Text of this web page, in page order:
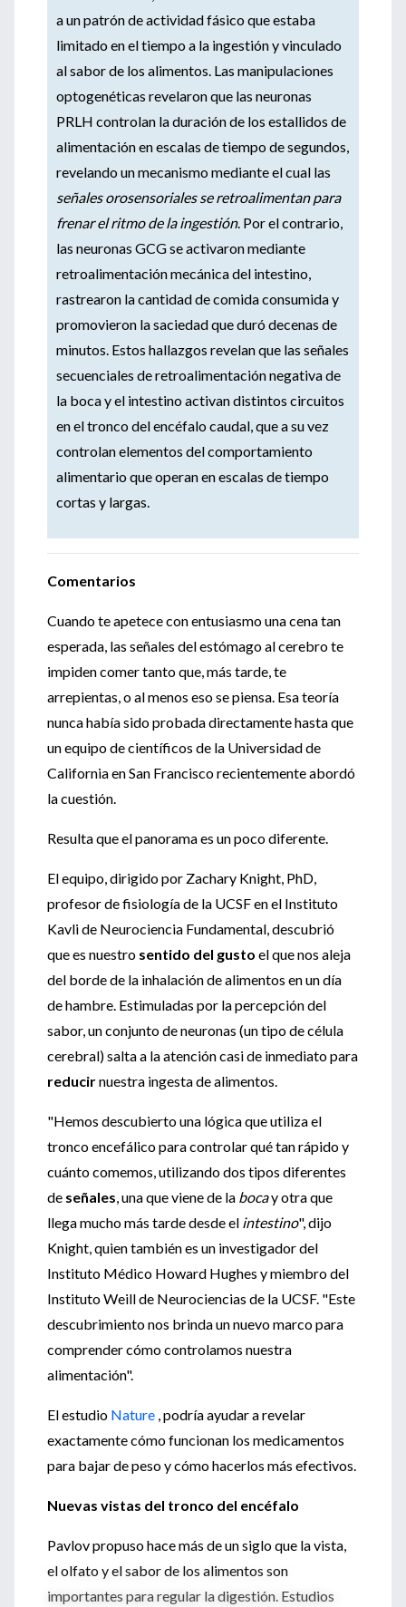
a un patrón de actividad fásico que estaba
limitado en el tiempo a la ingestión y vinculado
al sabor de los alimentos. Las manipulaciones
optogenéticas revelaron que las neuronas
PRLH controlan la duración de los estallidos de
alimentación en escalas de tiempo de segundos,
revelando un mecanismo mediante el cual las
señales orosensoriales se retroalimentan para
frenar el ritmo de la ingestión. Por el contrario,
las neuronas GCG se activaron mediante
retroalimentación mecánica del intestino,
rastrearon la cantidad de comida consumida y
promovieron la saciedad que duró decenas de
minutos. Estos hallazgos revelan que las señales
secuenciales de retroalimentación negativa de
la boca y el intestino activan distintos circuitos
en el tronco del encéfalo caudal, que a su vez
controlan elementos del comportamiento
alimentario que operan en escalas de tiempo
cortas y largas.
Comentarios
Cuando te apetece con entusiasmo una cena tan
esperada, las señales del estómago al cerebro te
impiden comer tanto que, más tarde, te
arrepientas, o al menos eso se piensa. Esa teoría
nunca había sido probada directamente hasta que
un equipo de científicos de la Universidad de
California en San Francisco recientemente abordó
la cuestión.
Resulta que el panorama es un poco diferente.
El equipo, dirigido por Zachary Knight, PhD,
profesor de fisiología de la UCSF en el Instituto
Kavli de Neurociencia Fundamental, descubrió
que es nuestro sentido del gusto el que nos aleja
del borde de la inhalación de alimentos en un día
de hambre. Estimuladas por la percepción del
sabor, un conjunto de neuronas (un tipo de célula
cerebral) salta a la atención casi de inmediato para
reducirnuestra ingesta de alimentos.
"Hemos descubierto una lógica que utiliza el
tronco encefálico para controlar qué tan rápido y
cuánto comemos, utilizando dos tipos diferentes
de señales, una que viene de la bocay otra que
llega mucho más tarde desde el intestino", dijo
Knight, quien también es un investigador del
Instituto Médico Howard Hughes y miembro del
Instituto Weill de Neurociencias de la UCSF. "Este
descubrimiento nos brinda un nuevo marco para
comprender cómo controlamos nuestra
alimentación".
El estudio Nature , podría ayudar a revelar
exactamente cómo funcionan los medicamentos
para bajar de peso y cómo hacerlos más efectivos.
Nuevas vistas del tronco del encéfalo
Pavlov propuso hace más de un siglo que la vista,
el olfato y el sabor de los alimentos son
importantes para regular la digestión. Estudios